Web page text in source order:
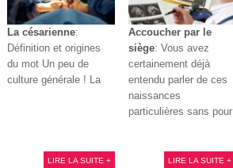
La césarienne:
Définition et origines
du mot Un peu de
culture générale ! La
LIRE LA SUITE +
Accoucher par le
siège: Vous avez
certainement déjà
entendu parler de ces
naissances
particulières sans pour
LIRE LA SUITE +